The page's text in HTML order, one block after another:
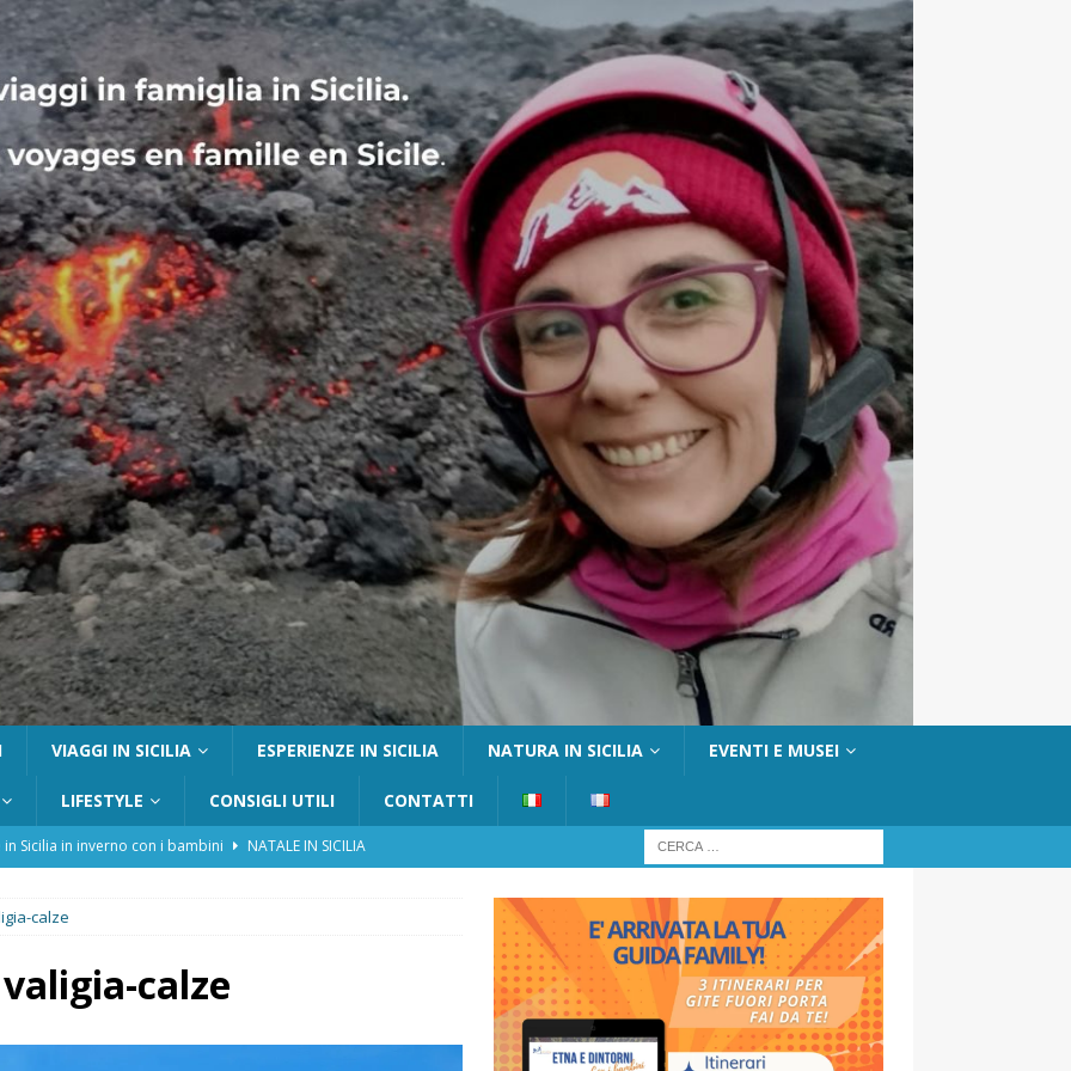
VIAGGI IN SICILIA ESPERIENZE IN SICILIA NATURA IN SICILIA EVENTI E MUSEI
LIFESTYLE CONSIGLI UTILI CONTATTI
in Sicilia in inverno con i bambini
NATALE IN SICILIA
con bambini: guida completa su come arrivare,
PORTA
a Pantelleria: dammusi vista mare e resort immersi nella natura
calze
calze